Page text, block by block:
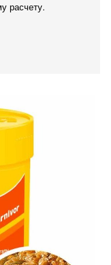
расчету.